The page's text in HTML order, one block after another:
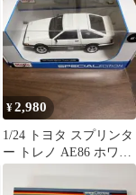
¥2,980
1/24 トヨタ スプリンタ
ー トレノ AE86 ホワイ